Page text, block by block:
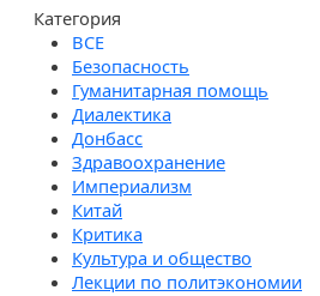
Категория
Безопасность
Гуманитарная помощь
Диалектика
Донбасс
Здравоохранение
Империализм
Китай
Критика
Культура и общество
Лекции по политэкономии